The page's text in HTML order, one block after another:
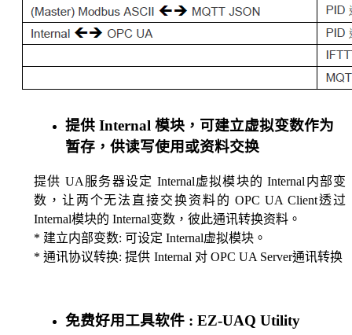
提供 Internal 模块，可建立虚拟变数作为
暂存，供读写使用或资料交换
提供 UA服务器设定 Internal虚拟模块的 Internal内部变
数，让两个无法直接交换资料的 OPC UA Client透过
Internal模块的 Internal变数，彼此通讯转换资料。
* 建立内部变数: 可设定 Internal虚拟模块。
* 通讯协议转换: 提供 Internal 对 OPC UA Server通讯转换
免费好用工具软件 : EZ-UAQ Utility